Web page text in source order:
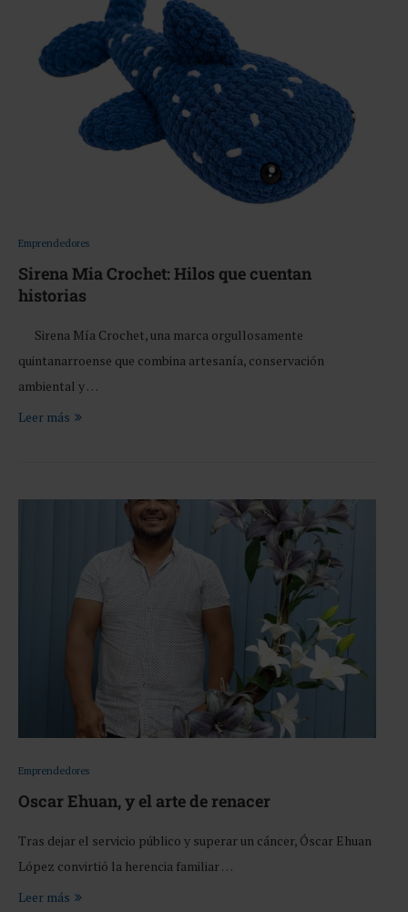
Emprendedores
Sirena Mia Crochet: Hilos que cuentan
historias
Sirena Mía Crochet, una marca orgullosamente
quintanarroense que combina artesanía, conservación
ambiental y …
Leer más
Emprendedores
Oscar Ehuan, y el arte de renacer
Tras dejar el servicio público y superar un cáncer, Óscar Ehuan
López convirtió la herencia familiar …
Leer más